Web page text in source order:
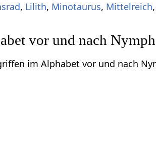
, Lilith, Minotaurus, Mittelreich
vor und nach
im Alphabet vor und nach